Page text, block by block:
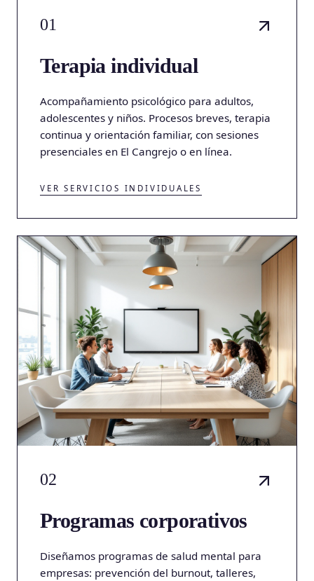
01
Terapia individual
Acompañamiento psicológico para adultos,
adolescentes y niños. Procesos breves, terapia
continua y orientación familiar, con sesiones
presenciales en El Cangrejo o en línea.
VER SERVICIOS INDIVIDUALES
02
Programas corporativos
Diseñamos programas de salud mental para
empresas: prevención del burnout, talleres,